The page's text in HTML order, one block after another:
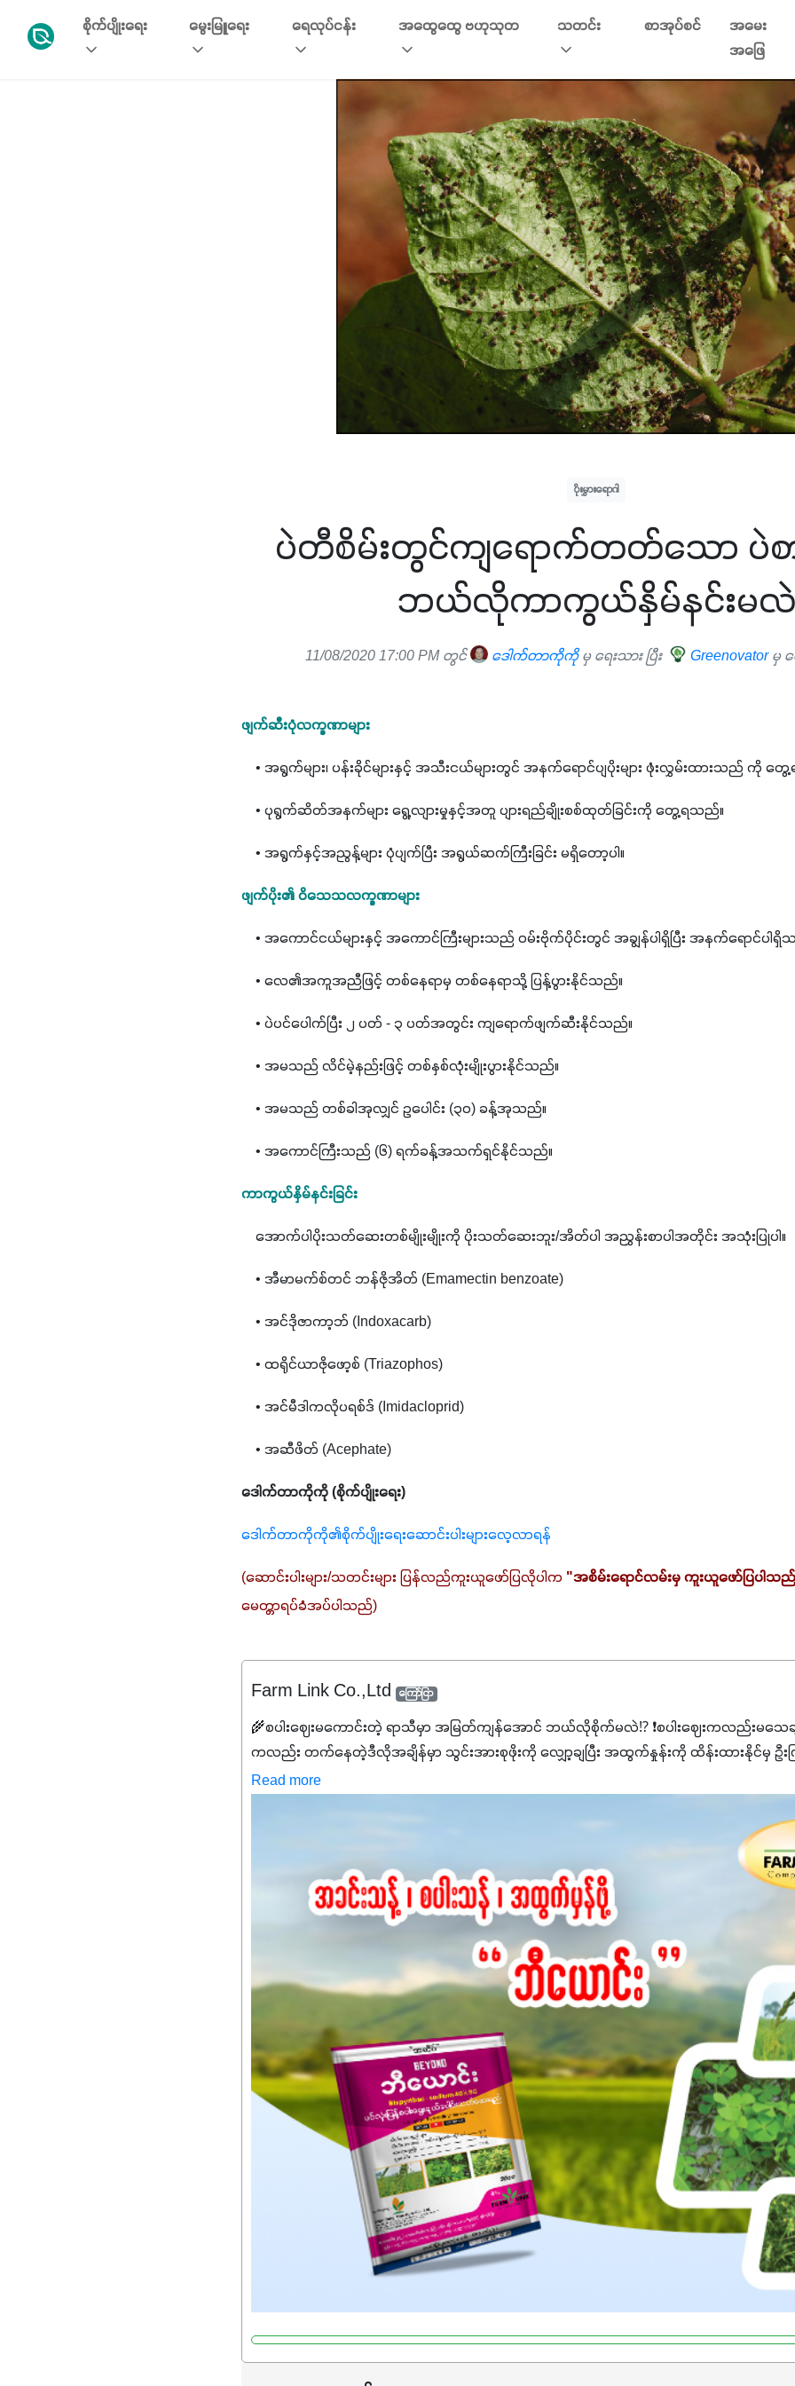
စိုက်ပျိုးရေး မွေးမြူရေး ရေလုပ်ငန်း အထွေထွေ ဗဟုသုတ သတင်း စာအုပ်စင်
အမေး
အဖြေ
ပိုးမွှားရောဂါ
ပဲတီစိမ်းတွင်ကျရောက်တတ်သော ပဲစာ
ဘယ်လိုကာကွယ်နှိမ်နင်းမလဲ
11/08/2020 17:00 PM တွင် ဒေါက်တာကိုကိုမှ ရေးသား ပြီး Greenovator မှ
ဖျက်ဆီးပုံလက္ခဏာများ
• အရွက်များ၊ ပန်းခိုင်များနှင့် အသီးငယ်များတွင် အနက်ရောင်ပျပိုးများ ဖုံးလွှမ်းထားသည် ကို တွ
• ပုရွက်ဆိတ်အနက်များ ရွေ့လျားမှုနှင့်အတူ ပျားရည်ချိုးစစ်ထုတ်ခြင်းကို တွေ့ရသည်။
• အရွက်နှင့်အညွန့်များ ပုံပျက်ပြီး အရွယ်ဆက်ကြီးခြင်း မရှိတော့ပါ။
ဖျက်ပိုး၏ ဝိသေသလက္ခဏာများ
• အကောင်ငယ်များနှင့် အကောင်ကြီးများသည် ဝမ်းဗိုက်ပိုင်းတွင် အချွန်ပါရှိပြီး အနက်ရောင်ပါရှိ
• လေ၏အကူအညီဖြင့် တစ်နေရာမှ တစ်နေရာသို့ ပြန့်ပွားနိုင်သည်။
• ပဲပင်ပေါက်ပြီး ၂ ပတ် - ၃ ပတ်အတွင်း ကျရောက်ဖျက်ဆီးနိုင်သည်။
• အမသည် လိင်မဲ့နည်းဖြင့် တစ်နှစ်လုံးမျိုးပွားနိုင်သည်။
• အမသည် တစ်ခါအုလျှင် ဥပေါင်း (၃၀) ခန့်အုသည်။
• အကောင်ကြီးသည် (၆) ရက်ခန့်အသက်ရှင်နိုင်သည်။
ကာကွယ်နှိမ်နင်းခြင်း
အောက်ပါပိုးသတ်ဆေးတစ်မျိုးမျိုးကို ပိုးသတ်ဆေးဘူး/အိတ်ပါ အညွှန်းစာပါအတိုင်း အသုံးပြုပါ။
• အီမာမက်စ်တင် ဘန်ဇိုအိတ် (Emamectin benzoate)
• အင်ဒိုဇာကာ့ဘ် (Indoxacarb)
• ထရိုင်ယာဇိုဖော့စ် (Triazophos)
• အင်မီဒါကလိုပရစ်ဒ် (Imidacloprid)
• အဆီဖိတ် (Acephate)
ဒေါက်တာကိုကို (စိုက်ပျိုးရေး)
ဒေါက်တာကိုကို၏စိုက်ပျိုးရေးဆောင်းပါးများလေ့လာရန်
(ဆောင်းပါးများ/သတင်းများ ပြန်လည်ကူးယူဖော်ပြလိုပါက "အစိမ်းရောင်လမ်းမှ ကူးယူဖော်ပြပါသည်
မေတ္တာရပ်ခံအပ်ပါသည်)
Farm Link Co.,Ltd ကြော်ငြာ
🌾စပါးဈေးမကောင်းတဲ့ ရာသီမှာ အမြတ်ကျန်အောင် ဘယ်လိုစိုက်မလဲ⁉️ ❗စပါးဈေးကလည်းမသေ
ကလည်း တက်နေတဲ့ဒီလိုအချိန်မှာ သွင်းအားစုဖိုးကို လျှော့ချပြီး အထွက်နှုန်းကို ထိန်းထားနိုင်မှ ဦး
✔️ဒါကြောင့် ကိုယ်သုံးသမျှ ကိုယ့်အတွက်အကျိုးရစေမယ့် အရည်အသွေးစိတ်ချရတဲ့ သွင်းအားစုပစ္စ
Read more